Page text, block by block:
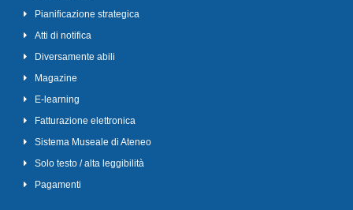
Pianificazione strategica
Atti di notifica
Diversamente abili
Magazine
E-learning
Fatturazione elettronica
Sistema Museale di Ateneo
Solo testo / alta leggibilità
Pagamenti